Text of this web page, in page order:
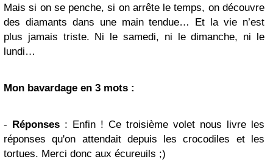
Mais si on se penche, si on arrête le temps, on découvre
des diamants dans une main tendue… Et la vie n’est
plus jamais triste. Ni le samedi, ni le dimanche, ni le
lundi…
Mon bavardage en 3 mots :
- Réponses : Enfin ! Ce troisième volet nous livre les
réponses qu'on attendait depuis les crocodiles et les
tortues. Merci donc aux écureuils ;)